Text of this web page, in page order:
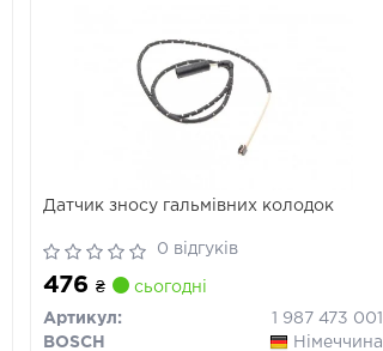
Датчик зносу гальмівних колодок
0 відгуків
476₴ сьогодні
Артикул:
1 987 473 001
BOSCH
Німеччина